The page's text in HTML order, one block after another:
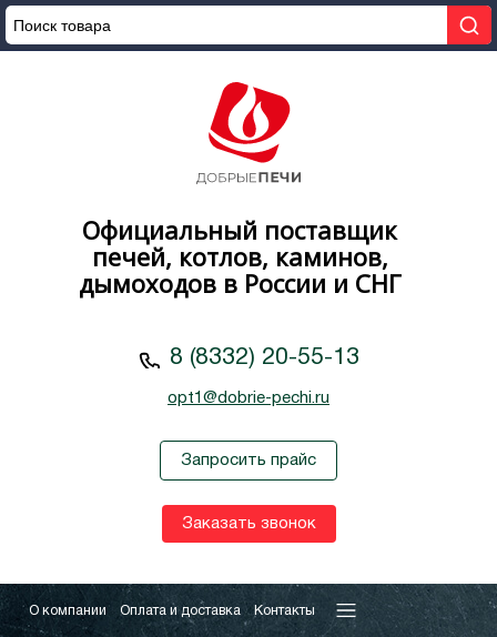
Официальный поставщик
печей, котлов, каминов,
дымоходов в России и СНГ
8 (8332) 20-55-13
opt1@dobrie-pechi.ru
Запросить прайс
Заказать звонок
О компании Оплата и доставка Контакты